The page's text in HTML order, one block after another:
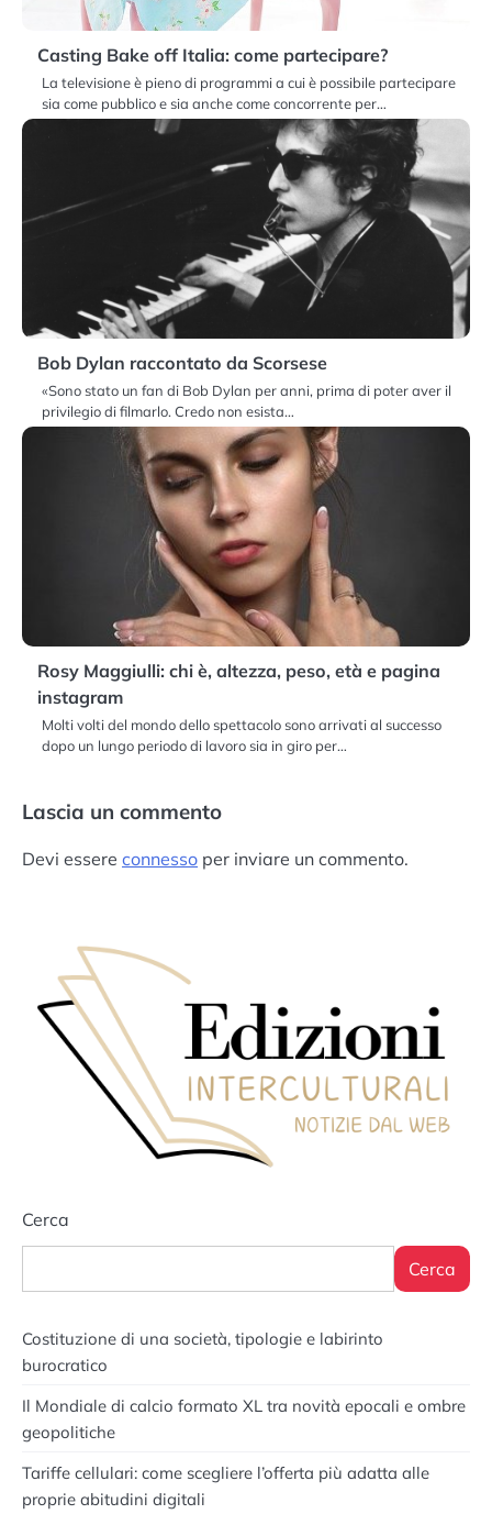
Casting Bake off Italia: come partecipare?
La televisione è pieno di programmi a cui è possibile partecipare
sia come pubblico e sia anche come concorrente per…
Bob Dylan raccontato da Scorsese
«Sono stato un fan di Bob Dylan per anni, prima di poter aver il
privilegio di filmarlo. Credo non esista…
Rosy Maggiulli: chi è, altezza, peso, età e pagina
instagram
Molti volti del mondo dello spettacolo sono arrivati al successo
dopo un lungo periodo di lavoro sia in giro per…
Lascia un commento
Devi essere connesso per inviare un commento.
Cerca
Cerca
Costituzione di una società, tipologie e labirinto
burocratico
Il Mondiale di calcio formato XL tra novità epocali e ombre
geopolitiche
Tariffe cellulari: come scegliere l’offerta più adatta alle
proprie abitudini digitali